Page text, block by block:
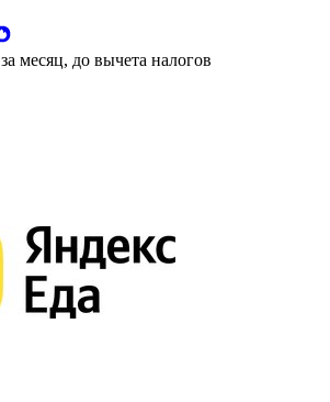
за месяц, до вычета налогов